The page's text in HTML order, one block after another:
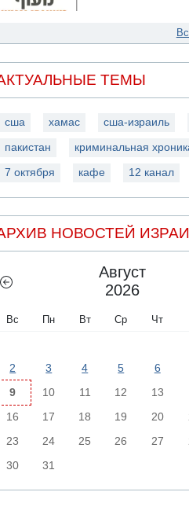
ТЕМЫ
сша хамас сша-израиль
пакистан криминальная
7 октября кафе 12 канал
НОВОСТЕЙ
Август
2026
Вс Пн Вт Ср Чт
2
3 4 5 6
9
10 11 12 13
16
17 18 19 20
23
24 25 26 27
30
31